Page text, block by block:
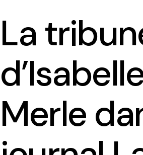
Presentation
Contact and access
La
Merle